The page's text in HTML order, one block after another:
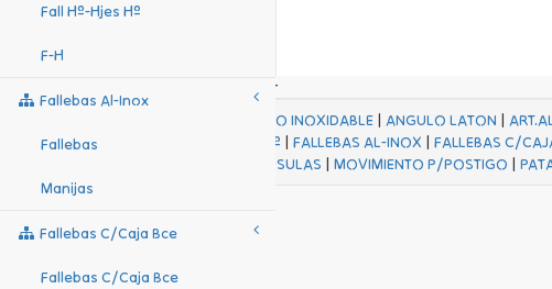
Fall Hº-Hjes Hº
F-H
Fallebas Al-Inox
Fallebas
Manijas
Fallebas C/caja Bce
Fallebas C/caja Bce
ACERO INOXIDABLE| ANGULO LATON |
FALL Hº-HJES Hº |FALLEBAS AL-INOX |FALLEBAS C/
MENSULAS | MOVIMIENTO P/POSTIGO |